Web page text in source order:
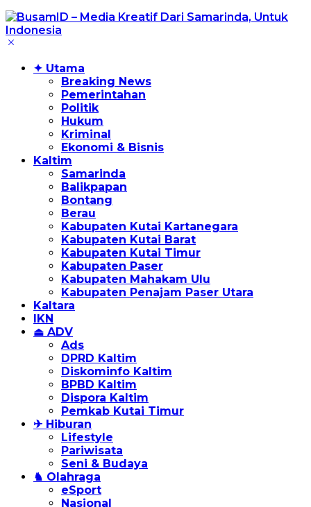
✦ Utama
Breaking News
Pemerintahan
Politik
Hukum
Kriminal
Ekonomi & Bisnis
Kaltim
Samarinda
Balikpapan
Bontang
Berau
Kabupaten Kutai Kartanegara
Kabupaten Kutai Barat
Kabupaten Kutai Timur
Kabupaten Paser
Kabupaten Mahakam Ulu
Kabupaten Penajam Paser Utara
Kaltara
IKN
⏏ ADV
Ads
DPRD Kaltim
Diskominfo Kaltim
BPBD Kaltim
Dispora Kaltim
Pemkab Kutai Timur
✈ Hiburan
Lifestyle
Pariwisata
Seni & Budaya
♞ Olahraga
eSport
Nasional